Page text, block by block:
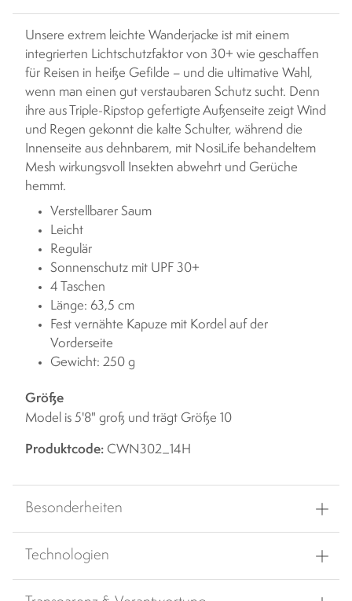
Unsere extrem leichte Wanderjacke ist mit einem
integrierten Lichtschutzfaktor von 30+ wie geschaffen
für Reisen in heiße Gefilde – und die ultimative Wahl,
wenn man einen gut verstaubaren Schutz sucht. Denn
ihre aus Triple-Ripstop gefertigte Außenseite zeigt Wind
und Regen gekonnt die kalte Schulter, während die
Innenseite aus dehnbarem, mit NosiLife behandeltem
Mesh wirkungsvoll Insekten abwehrt und Gerüche
hemmt.
Verstellbarer Saum
Leicht
Regulär
Sonnenschutz mit UPF 30+
4 Taschen
Länge: 63,5 cm
Fest vernähte Kapuze mit Kordel auf der
Vorderseite
Gewicht: 250 g
Größe
Model is 5'8" groß und trägt Größe 10
Produktcode: CWN302_14H
Besonderheiten
Technologien